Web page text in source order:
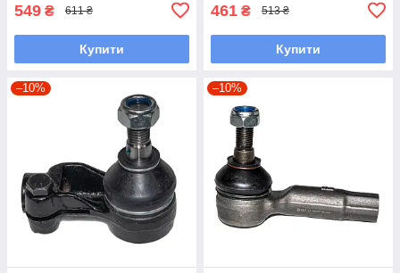
549 ₴ 611 ₴
Купити
461 ₴ 513 ₴
Купити
–10% –10%